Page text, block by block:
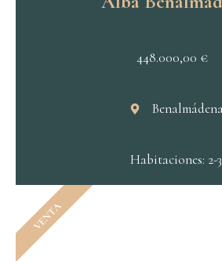
448.000,00 €
Habitaciones: 2-3
VENTA